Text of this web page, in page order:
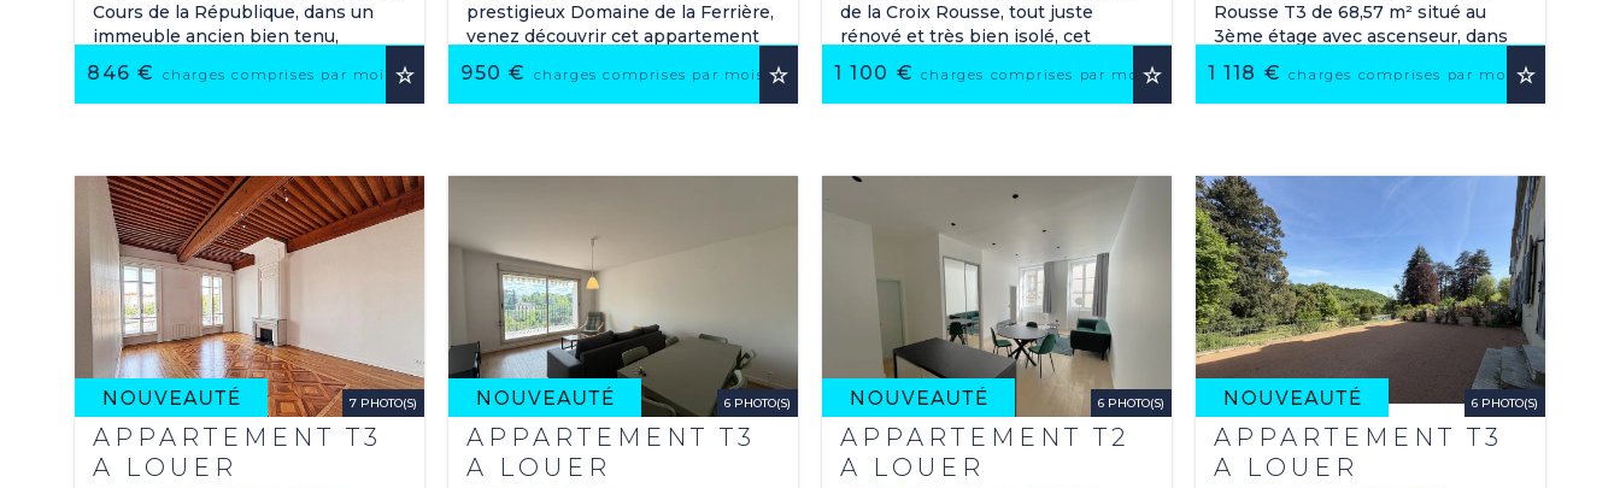
846 € charges comprises par mois
Cours de la République, dans un
immeuble ancien bien tenu,
récemment rénové, T2 de 45,67 m²
Carrez, situé au 2ème étage, ...
950 € charges comprises par mois
prestigieux Domaine de la Ferrière,
venez découvrir cet appartement
neuf, de Type 2 de 39,57 m² pour
40,87 m² ...
1 100 € charges comprises par mois
de la Croix Rousse, tout juste
rénové et très bien isolé, cet
appartement 2 pièces meublé de
61.81 m² en ...
AUX FAVORIS 1 118 € charges comprises par mois
Rousse T3 de 68,57 m² situé au
3ème étage avec ascenseur, dans
un bel immeuble ancien, type
Canut. Il se compose ...
AJOUTER AUX FAVORIS
7 PHOTO(S)
APPARTEMENT T3
A LOUER
6 PHOTO(S)
APPARTEMENT T3
A LOUER
6 PHOTO(S)
APPARTEMENT T2
A LOUER
6 PHOTO(S)
APPARTEMENT T3
A LOUER